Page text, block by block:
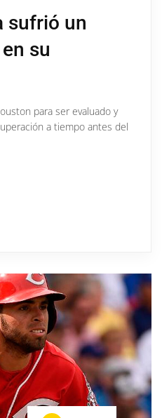
sufrió un
su
para ser evaluado y
a tiempo antes del